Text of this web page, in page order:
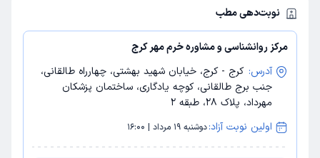
نوبت‌دهی مطب
مرکز روانشناسی و مشاوره خرم مهر کرج
آدرس: کرج - کرج، خیابان شهید بهشتی، چهارراه طالقانی،
جنب برج طالقانی، کوچه یادگاری، ساختمان پزشکان
مهرداد، پلاک 28، طبقه 2
اولین نوبت آزاد:دوشنبه 19 مرداد | 16:00